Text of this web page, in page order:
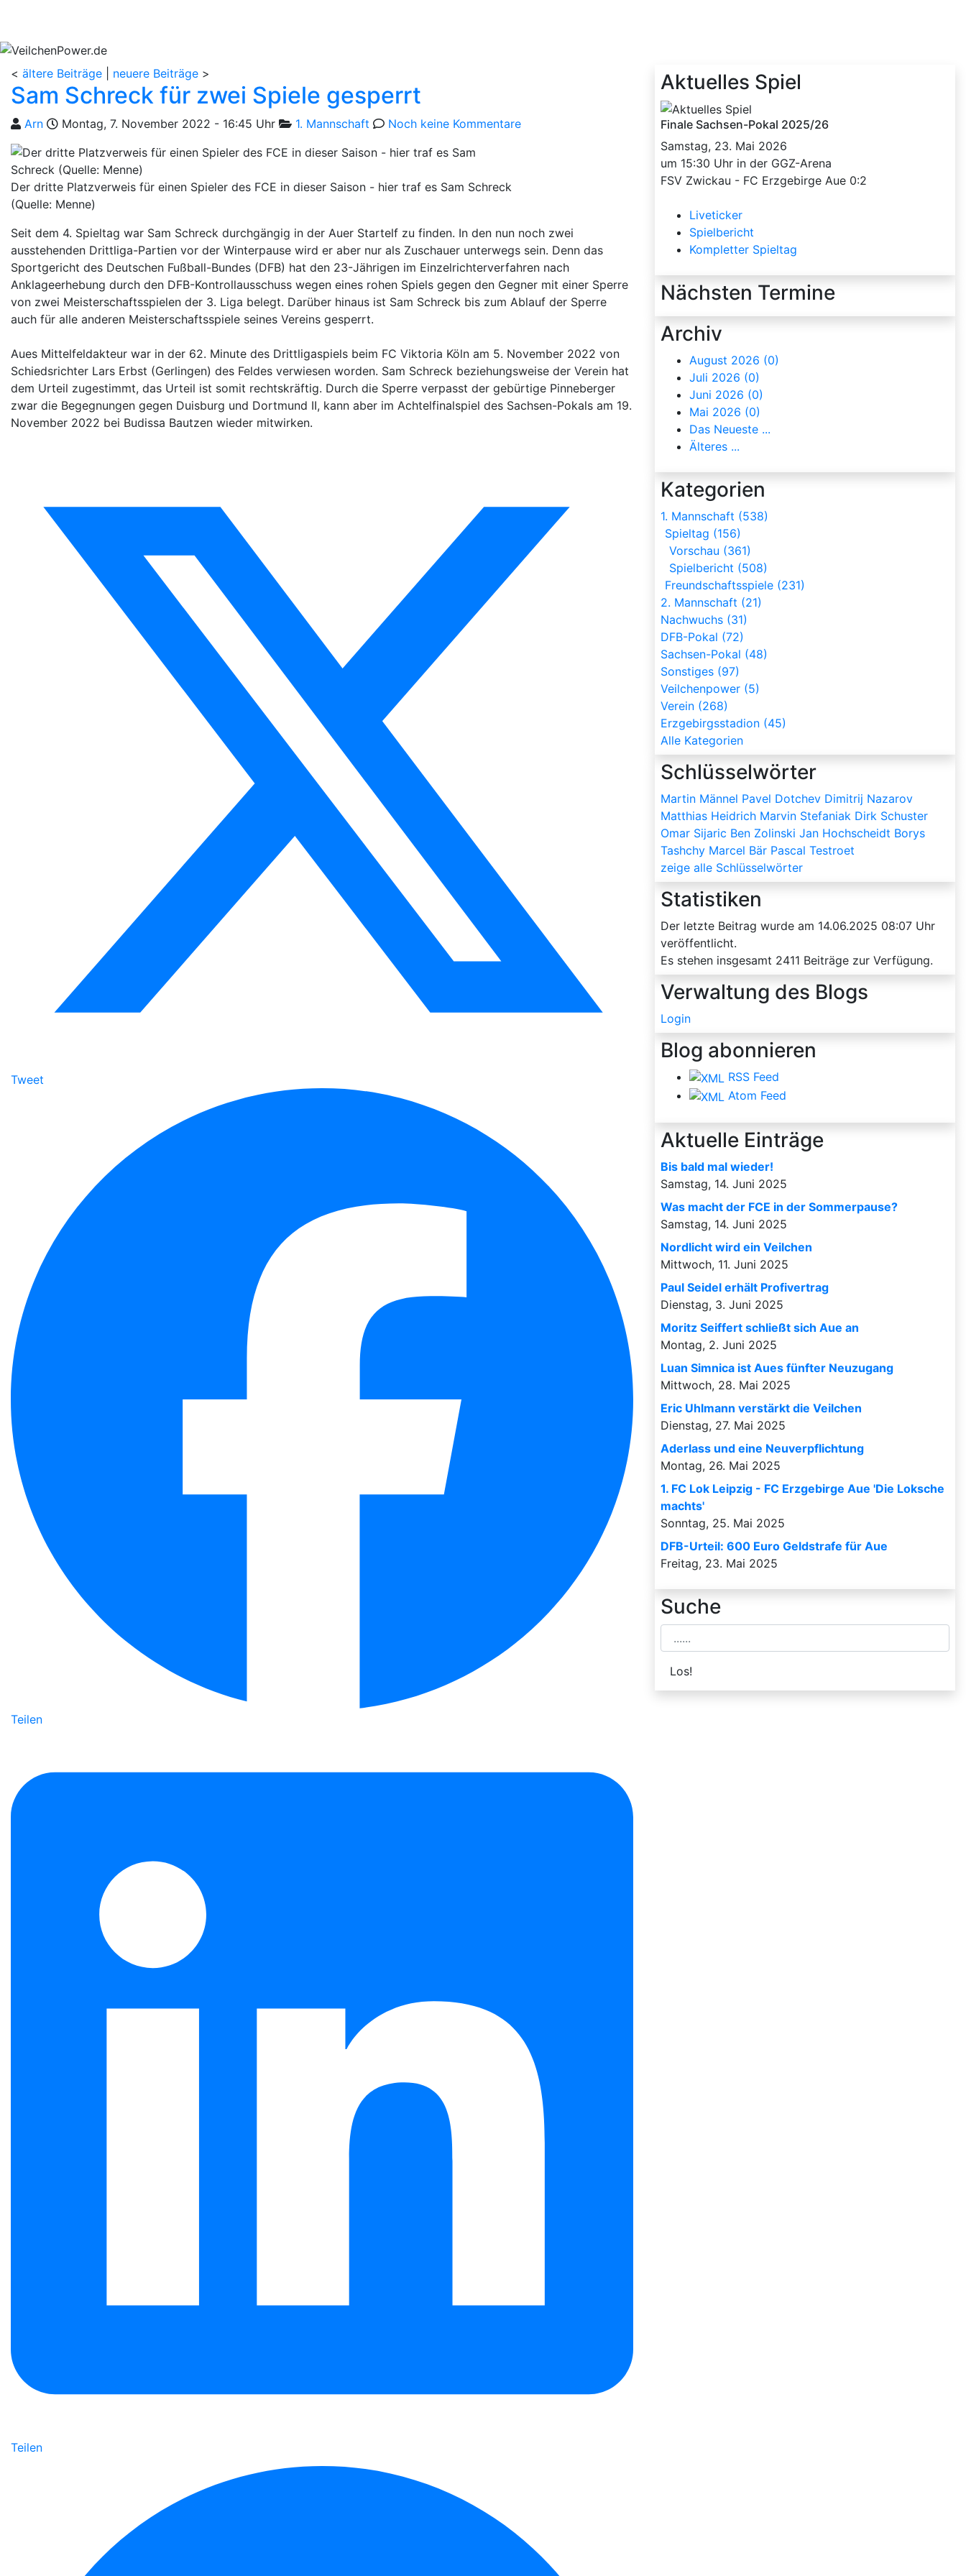
< ältere Beiträge neuere Beiträge >
Sam Schreck für zwei Spiele gesperrt
Geschrieben von
Arn am Montag, 7. November 2022 - 16:45 Uhr Kategorien
1. Mannschaft Noch keine Kommentare
Der dritte Platzverweis für einen Spieler des FCE in dieser Saison - hier traf es Sam Schreck
(Quelle: Menne)
Seit dem 4. Spieltag war Sam Schreck durchgängig in der Auer Startelf zu finden. In den nun noch zwei
ausstehenden Drittliga-Partien vor der Winterpause wird er aber nur als Zuschauer unterwegs sein. Denn das
Sportgericht des Deutschen Fußball-Bundes (DFB) hat den 23-Jährigen im Einzelrichterverfahren nach
Anklageerhebung durch den DFB-Kontrollausschuss wegen eines rohen Spiels gegen den Gegner mit einer Sperre
von zwei Meisterschaftsspielen der 3. Liga belegt. Darüber hinaus ist Sam Schreck bis zum Ablauf der Sperre
auch für alle anderen Meisterschaftsspiele seines Vereins gesperrt.
Aues Mittelfeldakteur war in der 62. Minute des Drittligaspiels beim FC Viktoria Köln am 5. November 2022 von
Schiedsrichter Lars Erbst (Gerlingen) des Feldes verwiesen worden. Sam Schreck beziehungsweise der Verein hat
dem Urteil zugestimmt, das Urteil ist somit rechtskräftig. Durch die Sperre verpasst der gebürtige Pinneberger
zwar die Begegnungen gegen Duisburg und Dortmund II, kann aber im Achtelfinalspiel des Sachsen-Pokals am 19.
November 2022 bei Budissa Bautzen wieder mitwirken.
Tweet
Teilen
Teilen
Aktuelles Spiel
Finale Sachsen-Pokal 2025/26
Samstag, 23. Mai 2026
um 15:30 Uhr in der GGZ-Arena
FSV Zwickau - FC Erzgebirge Aue 0:2
Liveticker
Spielbericht
Kompletter Spieltag
Nächsten Termine
Archiv
August 2026 (0)
Juli 2026 (0)
Juni 2026 (0)
Mai 2026 (0)
Das Neueste ...
Älteres ...
Kategorien
1. Mannschaft (538)
Spieltag (156)
Vorschau (361)
Spielbericht (508)
Freundschaftsspiele (231)
2. Mannschaft (21)
Nachwuchs (31)
DFB-Pokal (72)
Sachsen-Pokal (48)
Sonstiges (97)
Veilchenpower (5)
Verein (268)
Erzgebirgsstadion (45)
Alle Kategorien
Schlüsselwörter
Martin Männel Pavel Dotchev Dimitrij Nazarov
Matthias Heidrich Marvin Stefaniak Dirk Schuster
Omar Sijaric Ben Zolinski Jan Hochscheidt Borys
Tashchy Marcel Bär Pascal Testroet
zeige alle Schlüsselwörter
Statistiken
Der letzte Beitrag wurde am 14.06.2025 08:07 Uhr
veröffentlicht.
Es stehen insgesamt 2411 Beiträge zur Verfügung.
Verwaltung des Blogs
Login
Blog abonnieren
RSS Feed
Atom Feed
Aktuelle Einträge
Bis bald mal wieder!
Samstag, 14. Juni 2025
Was macht der FCE in der Sommerpause?
Samstag, 14. Juni 2025
Nordlicht wird ein Veilchen
Mittwoch, 11. Juni 2025
Paul Seidel erhält Profivertrag
Dienstag, 3. Juni 2025
Moritz Seiffert schließt sich Aue an
Montag, 2. Juni 2025
Luan Simnica ist Aues fünfter Neuzugang
Mittwoch, 28. Mai 2025
Eric Uhlmann verstärkt die Veilchen
Dienstag, 27. Mai 2025
Aderlass und eine Neuverpflichtung
Montag, 26. Mai 2025
1. FC Lok Leipzig - FC Erzgebirge Aue 'Die Loksche
machts'
Sonntag, 25. Mai 2025
DFB-Urteil: 600 Euro Geldstrafe für Aue
Freitag, 23. Mai 2025
Suche